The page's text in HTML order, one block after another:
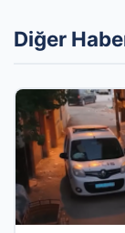
Diğer